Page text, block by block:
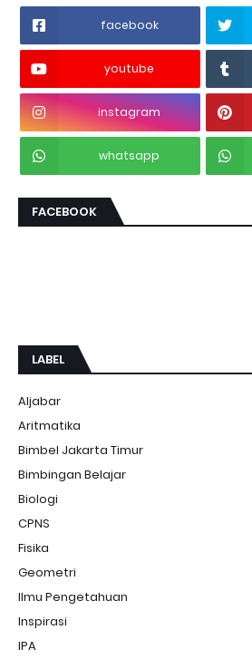
facebook
youtube
instagram
whatsapp
FACEBOOK
LABEL
Aljabar
Aritmatika
Bimbel Jakarta Timur
Bimbingan Belajar
Biologi
CPNS
Fisika
Geometri
Ilmu Pengetahuan
Inspirasi
IPA